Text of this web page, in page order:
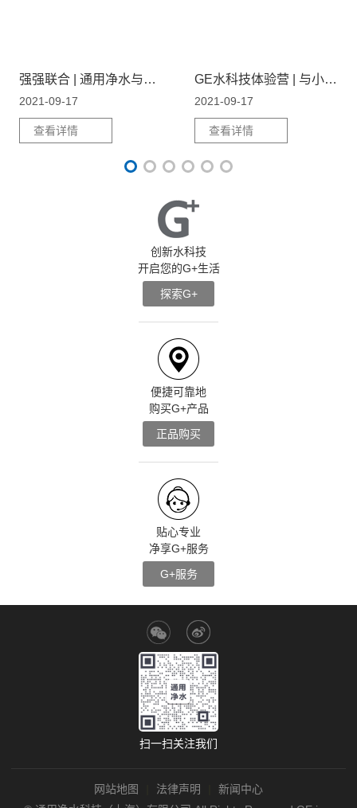
强强联合 | 通用净水与成都城投能源集团所属蓉源公司达成战略合作
2021-09-17
查看详情
GE水科技体验营 | 与小朋友们一起开启水世界探索之旅
2021-09-17
查看详情
创新水科技
开启您的G+生活
探索G+
便捷可靠地
购买G+产品
正品购买
贴心专业
净享G+服务
G+服务
扫一扫关注我们
网站地图 法律声明
新闻中心